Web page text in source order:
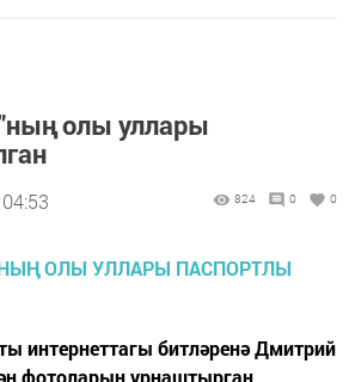
олы уллары
824 0 0
интернеттагы битләренә Дмитрий
фотоларын урнаштырган.